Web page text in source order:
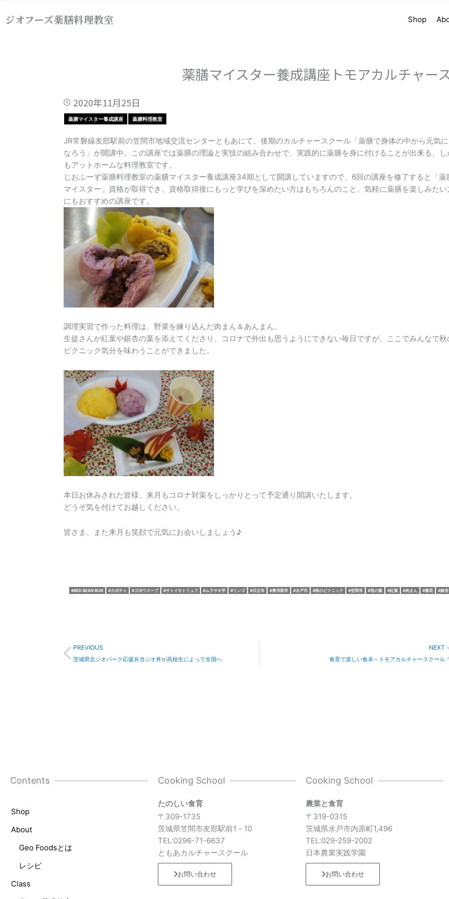
容ジオフーズ薬膳料理教室 Shop
薬膳マイスター養成講座トモアカルチャー
2020年11月25日
薬膳マイスター養成講座 薬膳料理教室
JR常磐線友部駅前の笠間市地域交流センターともあにて、後期のカルチャースクール「薬膳で身体の中から元気に
なろう」が開講中。この講座では薬膳の理論と実技の組み合わせで、実践的に薬膳を身に付けることが出来る、し
もアットホームな料理教室です。
じおふーず薬膳料理教室の薬膳マイスター養成講座34期として開講していますので、6回の講座を修了すると「薬
マイスター」資格が取得でき、資格取得後にもっと学びを深めたい方はもちろんのこと、気軽に薬膳を楽しみたい
にもおすすめの講座です。
調理実習で作った料理は、野菜を練り込んだ肉まん＆あんまん。
生徒さんが紅葉や銀杏の葉を添えてくださり、コロナで外出も思うようにできない毎日ですが、ここでみんなで秋
ピクニック気分を味わうことができました。
本日お休みされた皆様、来月もコロナ対策をしっかりとって予定通り開講いたします。
どうぞ気を付けてお越しください。
皆さま、また来月も笑顔で元気にお会いしましょう♪
RED BEAN BUN カボチャ ゴボウスープ サトイモトリュフ ムラサキ芋 リンゴ 日立市 東洋医学 水戸市 秋のピクニック 笠間市 笹の葉 紅葉 肉まん 菊花 銀杏
Prev
PREVIOUS
茨城県北ジオパーク応援弁当ジオ丼が高校生によって全国へ
NEXT
食育で楽しい食卓～トモアカルチャースクール
Contents
Shop
About
Geo Foodsとは
レシピ
Class
Cooking School
たのしい食育
〒309-1735
茨城県笠間市友部駅前1－10
TEL:0296-71-6637
ともあカルチャースクール
お問い合わせ
Cooking School
農業と食育
〒319-0315
茨城県水戸市内原町1,496
TEL:029-259-2002
日本農業実践学園
お問い合わせ